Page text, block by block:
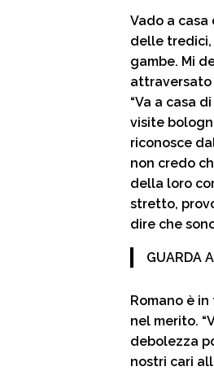
Vado a
delle
gambe. Mi
attraversato
“Va a casa
visite
riconosce
non credo
della loro
stretto,
dire che
GUARDA
Romano è
nel merito.
debolezza
nostri cari